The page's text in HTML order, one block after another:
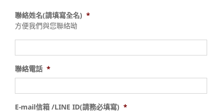
聯絡姓名(請填寫全名) *
方便我們與您聯絡呦
聯絡電話 *
E-mail信箱 /LINE ID(請務必填寫) *